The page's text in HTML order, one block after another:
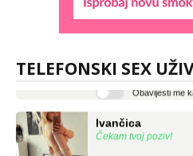
TELEFONSKI SEX
tel:0,93€ - mob:1,12€
Čekam tvoj poziv!